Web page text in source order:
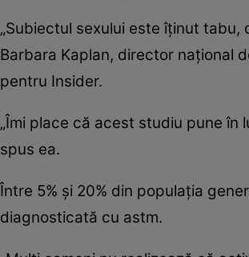
„Subiectul sexului este îținut
Barbara Kaplan, director național
pentru Insider.
„Îmi place că acest studiu pune în
spus ea.
Între 5% și 20% din populația
diagnosticată cu astm.